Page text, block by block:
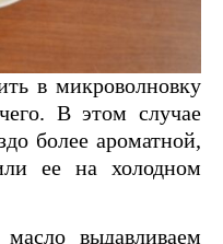
в микроволновку
В этом случае
более ароматной,
ее на холодном
выдавливаем